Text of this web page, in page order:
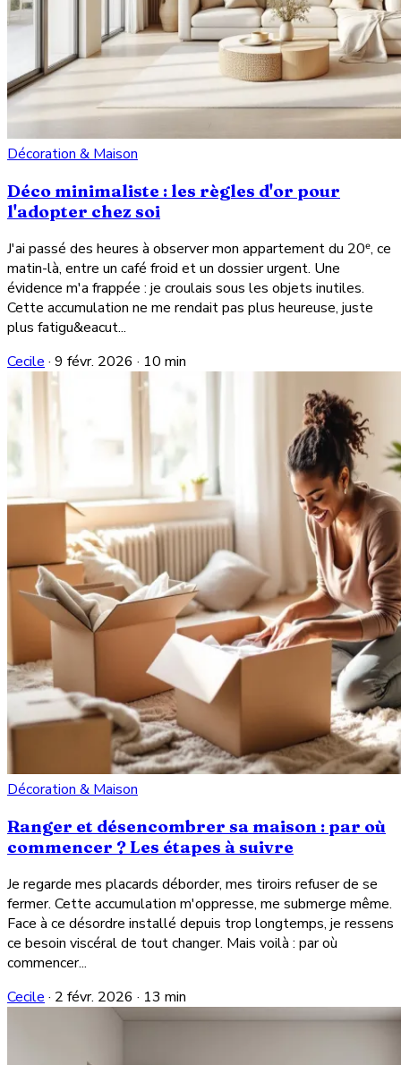
Décoration & Maison
Déco minimaliste : les règles d'or pour
l'adopter chez soi
J'ai passé des heures à observer mon appartement du 20ᵉ, ce
matin-là, entre un café froid et un dossier urgent. Une
évidence m'a frappée : je croulais sous les objets inutiles.
Cette accumulation ne me rendait pas plus heureuse, juste
plus fatigu&eacut...
Cecile · 9 févr. 2026 · 10 min
Décoration & Maison
Ranger et désencombrer sa maison : par où
commencer ? Les étapes à suivre
Je regarde mes placards déborder, mes tiroirs refuser de se
fermer. Cette accumulation m'oppresse, me submerge même.
Face à ce désordre installé depuis trop longtemps, je ressens
ce besoin viscéral de tout changer. Mais voilà : par où
commencer...
Cecile · 2 févr. 2026 · 13 min